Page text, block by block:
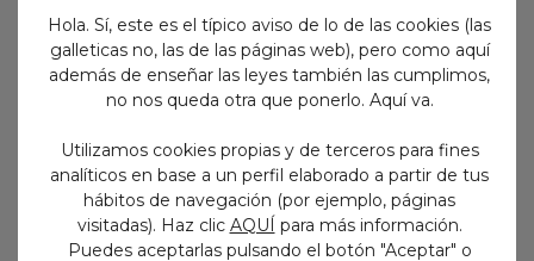
estar sin nada» (cosa que no es cierto).
22.- Según los testimonios de varias
aspirantes (alumnas) cuando les dijo al
comentarios o anotaciones de autor, el
Tribunal le contestó que«usted es la
autora», identificando la prohibición de
anotaciones de autor como una
Hola. Sí, este es el típico aviso de lo de las cookies (las
galleticas no, las de las páginas web), pero como aquí
además de enseñar las leyes también las cumplimos,
no nos queda otra que ponerlo. Aquí va.
Utilizamos cookies propias y de terceros para fines
analíticos en base a un perfil elaborado a partir de tus
hábitos de navegación (por ejemplo, páginas
visitadas). Haz clic AQUÍ para más información.
Puedes aceptarlas pulsando el botón "Aceptar" o